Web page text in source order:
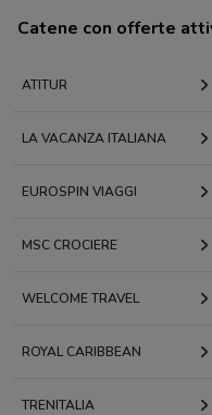
Catene con offerte
ATITUR
LA VACANZA ITALIANA
EUROSPIN VIAGGI
MSC CROCIERE
WELCOME TRAVEL
ROYAL CARIBBEAN
TRENITALIA